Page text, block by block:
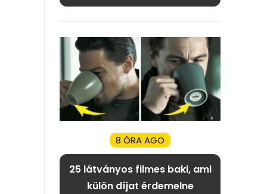
8 ÓRA AGO
25 látványos filmes baki, ami
külön díjat érdemelne